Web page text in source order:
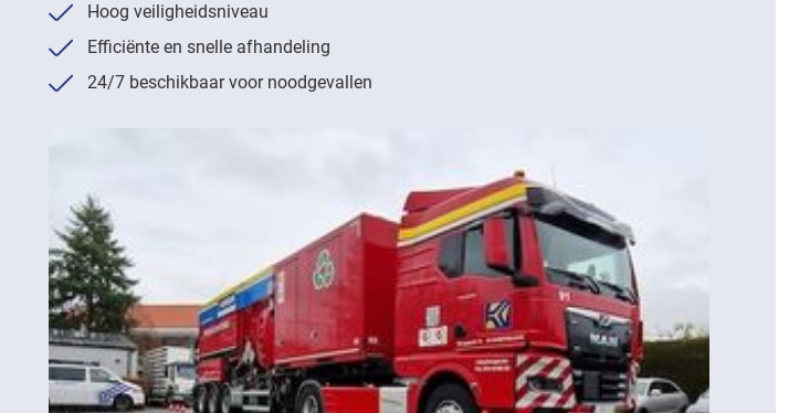
Hoog veiligheidsniveau
Efficiënte en snelle afhandeling
24/7 beschikbaar voor noodgevallen